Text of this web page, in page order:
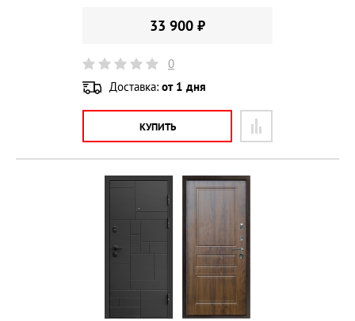
33 900 ₽
0
Доставка: от 1 дня
КУПИТЬ